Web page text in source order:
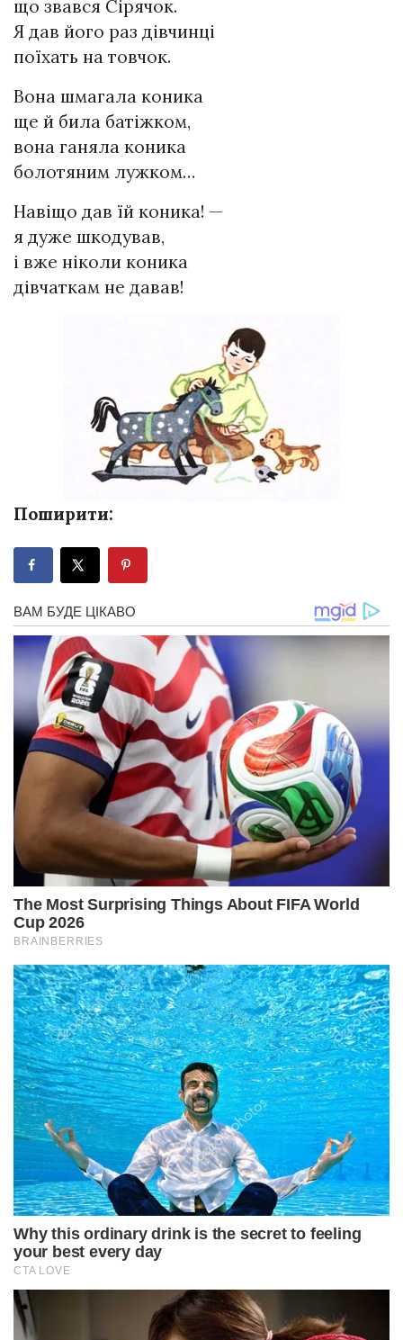
що звався Сірячок.
Я дав його раз дівчинці
поїхать на товчок.
Вона шмагала коника
ще й била батіжком,
вона ганяла коника
болотяним лужком…
Навіщо дав їй коника! —
я дуже шкодував,
і вже ніколи коника
дівчаткам не давав!
Поширити: